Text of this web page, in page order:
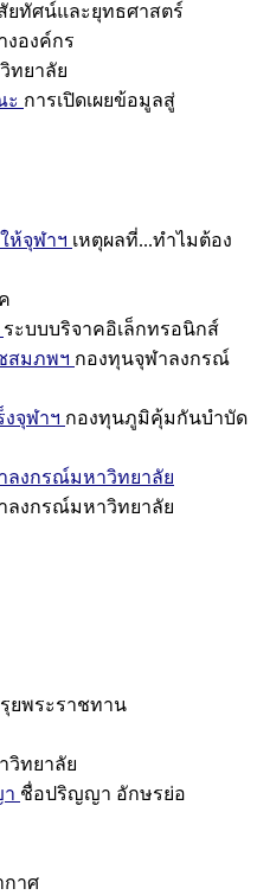
ยทัศน์และยุทธศาสตร์
งองค์กร
ทยาลัย
ะ การเปิดเผยข้อมูลสู่
ห้จุฬาฯ เหตุผลที่...ทำไมต้อง
ระบบบริจาคอิเล็กทรอนิกส์
สมภพฯ กองทุนจุฬาลงกรณ์
จุฬาฯ กองทุนภูมิคุ้มกันบำบัด
ลงกรณ์มหาวิทยาลัย
ลงกรณ์มหาวิทยาลัย
ยพระราชทาน
วิทยาลัย
ชื่อปริญญา อักษรย่อ
กาศ